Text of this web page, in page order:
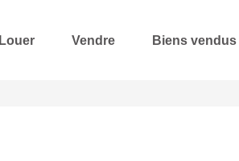
Louer Vendre Biens vendus